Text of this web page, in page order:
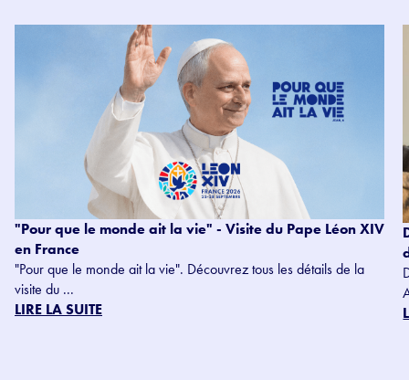
"Pour que le monde ait la vie" - Visite du Pape Léon XIV
en France
"Pour que le monde ait la vie". Découvrez tous les détails de la
visite du ...
LIRE LA SUITE